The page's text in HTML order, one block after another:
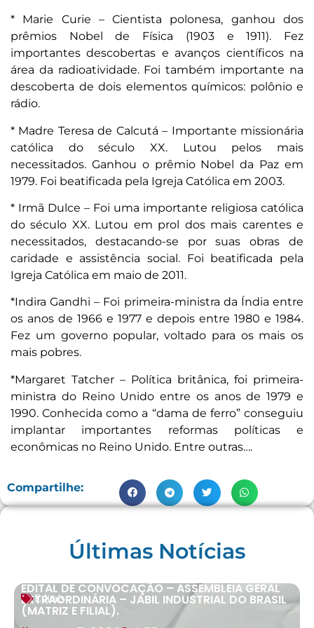
* Marie Curie – Cientista polonesa, ganhou dos
prêmios Nobel de Física (1903 e 1911). Fez
importantes descobertas e avanços científicos na
área da radioatividade. Foi também importante na
descoberta de dois elementos químicos: polônio e
rádio.
* Madre Teresa de Calcutá – Importante missionária
católica do século XX. Lutou pelos mais
necessitados. Ganhou o prêmio Nobel da Paz em
1979. Foi beatificada pela Igreja Católica em 2003.
* Irmã Dulce – Foi uma importante religiosa católica
do século XX. Lutou em prol dos mais carentes e
necessitados, destacando-se por suas obras de
caridade e assistência social. Foi beatificada pela
Igreja Católica em maio de 2011.
*Indira Gandhi – Foi primeira-ministra da Índia entre
os anos de 1966 e 1977 e depois entre 1980 e 1984.
Fez um governo popular, voltado para os mais os
mais pobres.
*Margaret Tatcher – Política britânica, foi primeira-
ministra do Reino Unido entre os anos de 1979 e
1990. Conhecida como a “dama de ferro” conseguiu
implantar importantes reformas políticas e
econômicas no Reino Unido. Entre outras….
Compartilhe:
Últimas Notícias
Editais
EDITAL DE CONVOCAÇÃO – ASSEMBLEIA GERAL
EXTRAORDINÁRIA – JABIL INDUSTRIAL DO BRASIL
(MATRIZ E FILIAL).